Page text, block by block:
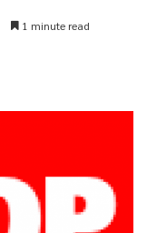
1 minute read